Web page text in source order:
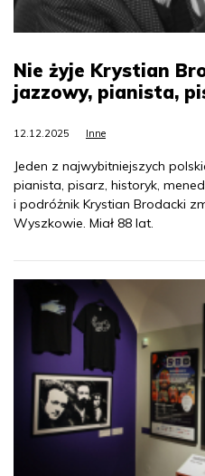
Nie żyje Krystian
jazzowy, pianista,
12.12.2025 Inne
Jeden z najwybitniejszych
pianista, pisarz, historyk,
i podróżnik Krystian Brodacki
Wyszkowie. Miał 88 lat.